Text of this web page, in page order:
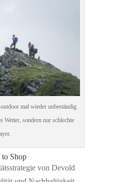
mal wieder unbeständig
Wetter, sondern nur schlechte
Shop
von Devold